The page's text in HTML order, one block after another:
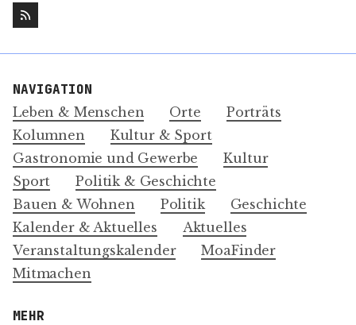
NAVIGATION
Leben & Menschen Orte
Porträts
Kolumnen
Kultur & Sport
Gastronomie und Gewerbe
Kultur
Sport
Politik & Geschichte
Bauen & Wohnen
Politik
Geschichte
Kalender & Aktuelles
Aktuelles
Veranstaltungskalender
MoaFinder
Mitmachen
MEHR